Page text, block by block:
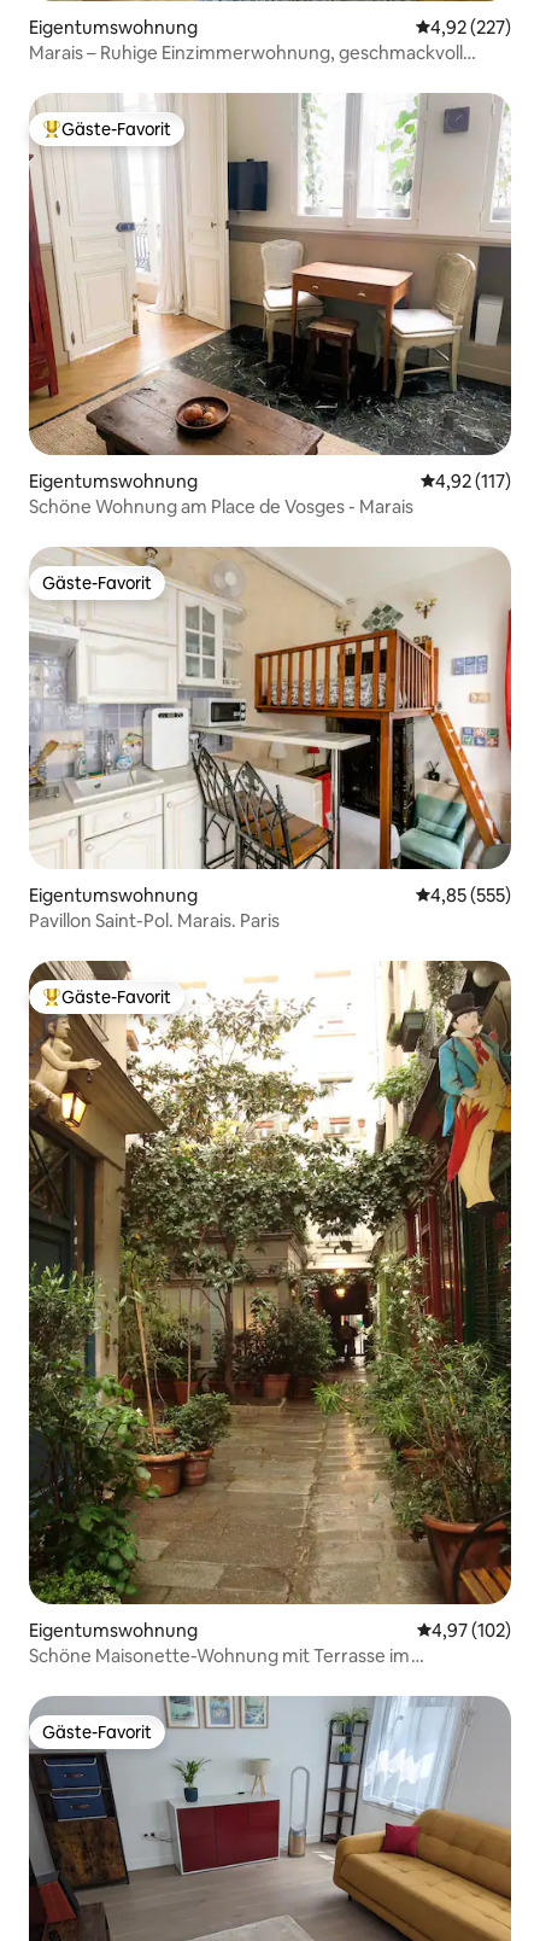
Eigentumswohnung
4,92 (227)
Marais – Ruhige Einzimmerwohnung, geschmackvoll
Beliebter Gäste-Favorit.
Gäste-Favorit
Eigentumswohnung
4,92 (117)
Schöne Wohnung am Place de Vosges - Marais
Gäste-Favorit
Gäste-Favorit
Eigentumswohnung
4,85 (555)
Pavillon Saint-Pol. Marais. Paris
Beliebter Gäste-Favorit.
Gäste-Favorit
Eigentumswohnung
4,97 (102)
Schöne Maisonette-Wohnung mit Terrasse im
Gäste-Favorit
Gäste-Favorit